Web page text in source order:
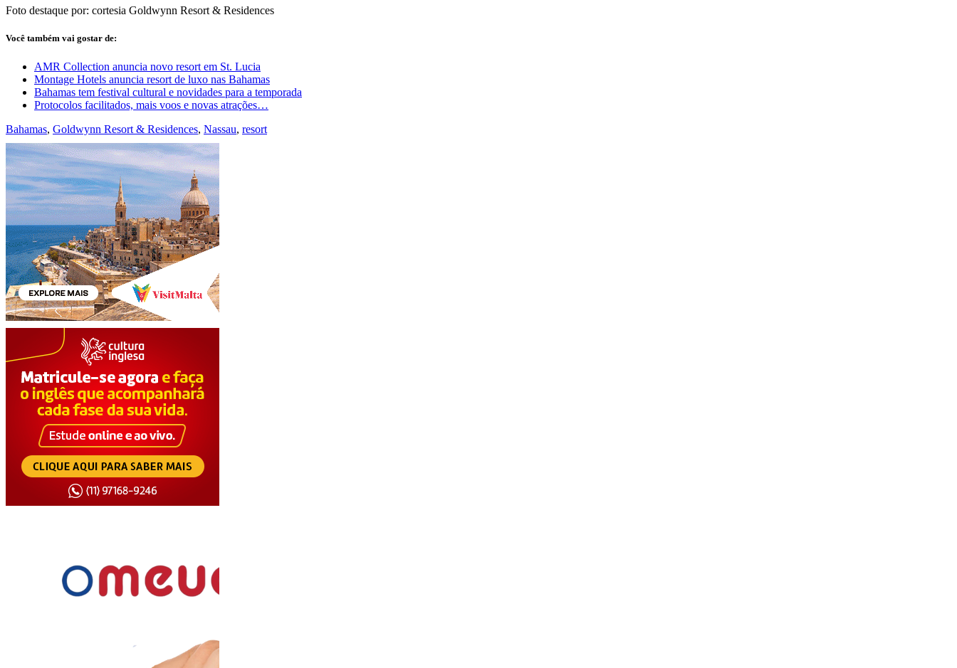
Foto destaque por: cortesia Goldwynn Resort & Residences
Você também vai gostar de:
AMR Collection anuncia novo resort em St. Lucia
Montage Hotels anuncia resort de luxo nas Bahamas
Bahamas tem festival cultural e novidades para a temporada
Protocolos facilitados, mais voos e novas atrações…
Bahamas, Goldwynn Resort & Residences, Nassau, resort